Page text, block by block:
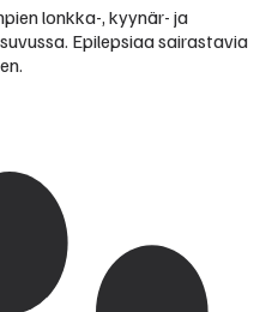
lonkka-, kyynär- ja
Epilepsiaa sairastavia